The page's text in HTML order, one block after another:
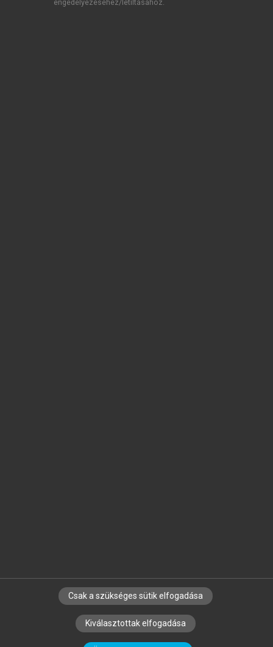
SZERZŐKNEK CÉGEKNEK KÖNYVTÁROSOKNAK
SZERKESZTÉSI ÉS LEKTORÁLÁSI ALAPELVEK
engedélyezéséhez/letiltásához.
Csak a szükséges sütik elfogadása
Kiválasztottak elfogadása